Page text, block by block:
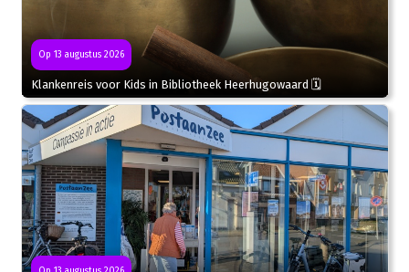
Op 13 augustus 2026
Klankenreis voor Kids in Bibliotheek Heerhugowaard 🗓